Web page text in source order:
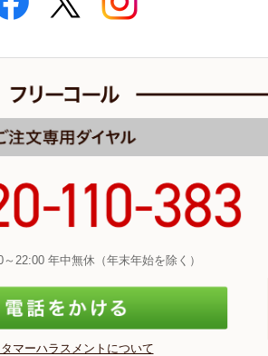
22:00 年中無休（年末年始を除く）
マーハラスメントについて